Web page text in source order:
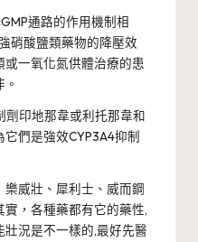
通路的作用機制相
硝酸鹽類藥物的降壓效
一氧化氮供體治療的患
劑印地那韋或利托那韋和
們是強效CYP3A4抑制
威壯、犀利士、威而鋼
，各種藥都有它的藥性,
況是不一樣的,最好先醫